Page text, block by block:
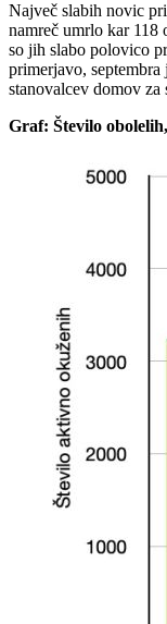
Največ slabih novic
namreč umrlo kar 118
so jih slabo polovico
primerjavo,
stanovalcev domov za
Graf: Število